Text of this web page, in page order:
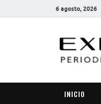
6 agosto, 2026
INICIO